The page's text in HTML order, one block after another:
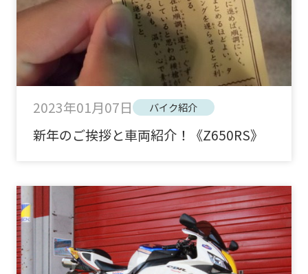
2023年01月07日 バイク紹介
新年のご挨拶と車両紹介！《Z650RS》